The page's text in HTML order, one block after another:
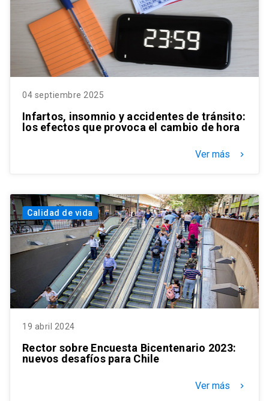
04 septiembre 2025
Infartos, insomnio y accidentes de tránsito:
los efectos que provoca el cambio de hora
Ver más keyboard_arrow_right
Calidad de vida
19 abril 2024
Rector sobre Encuesta Bicentenario 2023:
nuevos desafíos para Chile
Ver más keyboard_arrow_right